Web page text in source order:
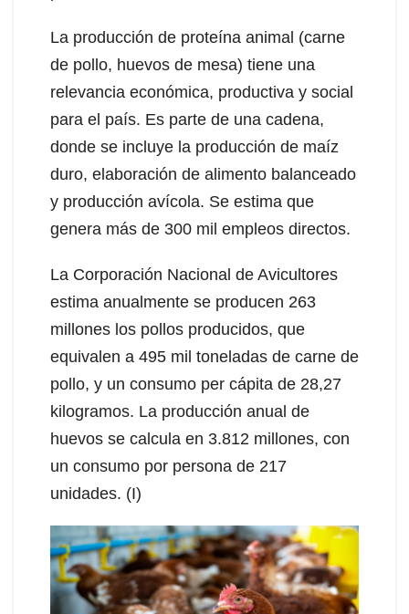
La producción de proteína animal (carne
de pollo, huevos de mesa) tiene una
relevancia económica, productiva y social
para el país. Es parte de una cadena,
donde se incluye la producción de maíz
duro, elaboración de alimento balanceado
y producción avícola. Se estima que
genera más de 300 mil empleos directos.
La Corporación Nacional de Avicultores
estima anualmente se producen 263
millones los pollos producidos, que
equivalen a 495 mil toneladas de carne de
pollo, y un consumo per cápita de 28,27
kilogramos. La producción anual de
huevos se calcula en 3.812 millones, con
un consumo por persona de 217
unidades. (I)